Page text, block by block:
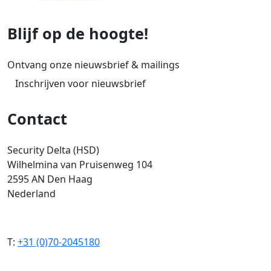
Blijf op de hoogte!
Ontvang onze nieuwsbrief & mailings
Inschrijven voor nieuwsbrief
Contact
Security Delta (HSD)
Wilhelmina van Pruisenweg 104
2595 AN Den Haag
Nederland
T: +31 (0)70-2045180